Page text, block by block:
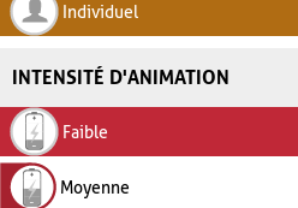
Individuel
INTENSITÉ D'ANIMATION
Faible
Moyenne